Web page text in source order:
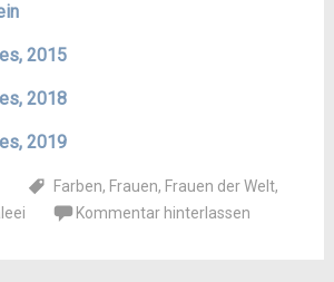
2015
2018
2019
Farben, Frauen, Frauen der Welt,
Kommentar hinterlassen